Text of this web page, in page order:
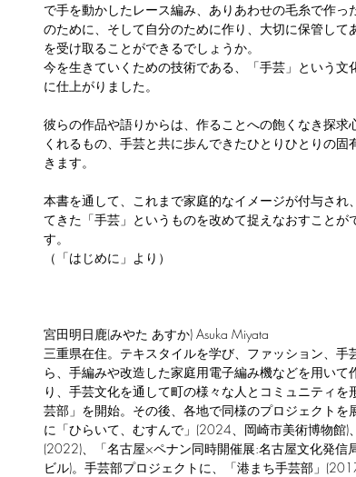
で手を動かしたレース編み、ありあわせの毛糸で作
のために、そして自分のために作り、大切に保管し
を受け取ることができるでしょうか。
今を生きていくための技術である、「手芸」という
に仕上がりました。
彼らの作品や語りからは、作ることへの飽くなき探求
くれるもの、手芸と共に歩んできたひとりひとりの
きます。
本書を通して、これまで家庭的なイメージが付与さ
てきた「手芸」というものを改めて捉えなおすことが
す。
（「はじめに」より）
宮田明日鹿(みやた あすか) Asuka Miyata
三重県在住。テキスタイルを学び、ファッション、手
ら、手編みや改造した家庭用電子編み機などを用い
り、手芸文化を通して町の様々な人とコミュニティ
芸部」を開始。その後、各地で同様のプロジェクト
に「ひらいて、むすんで」(2024、岡崎市美術博物館)
(2022)、「名古屋×ペナン同時開催展:名古屋文化発信
ビル)。手芸部プロジェクトに、「港まち手芸部」